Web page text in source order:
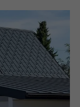
Dienst